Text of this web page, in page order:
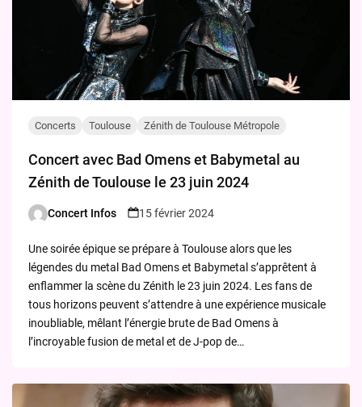
Concerts Toulouse Zénith de Toulouse Métropole
Concert avec Bad Omens et Babymetal au
Zénith de Toulouse le 23 juin 2024
Posted
Concert Infos 15 février 2024
Une soirée épique se prépare à Toulouse alors que les
légendes du metal Bad Omens et Babymetal s’apprêtent à
enflammer la scène du Zénith le 23 juin 2024. Les fans de
tous horizons peuvent s’attendre à une expérience musicale
inoubliable, mêlant l’énergie brute de Bad Omens à
l’incroyable fusion de metal et de J-pop de…